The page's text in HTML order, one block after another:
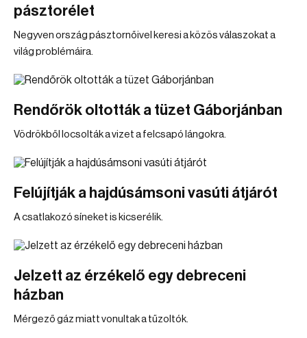
pásztorélet
Negyven ország pásztornőivel keresi a közös válaszokat a
világ problémáira.
Rendőrök oltották a tüzet Gáborjánban
Vödrökből locsolták a vizet a felcsapó lángokra.
Felújítják a hajdúsámsoni vasúti átjárót
A csatlakozó síneket is kicserélik.
Jelzett az érzékelő egy debreceni
házban
Mérgező gáz miatt vonultak a tűzoltók.